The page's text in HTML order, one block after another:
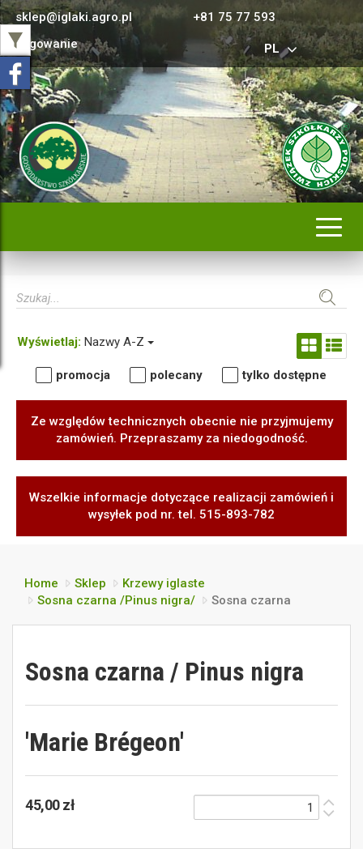
sklep@iglaki.agro.pl
+81 75 77 593
Logowanie
PL
Wyświetlaj: Nazwy A-Z
promocja polecany tylko dostępne
Ze względów technicznych obecnie nie przyjmujemy
zamówień. Przepraszamy za niedogodność.
Wszelkie informacje dotyczące realizacji zamówień i
wysyłek pod nr. tel. 515-893-782
Home Sklep
Krzewy iglaste
Sosna czarna /Pinus nigra/
Sosna czarna
Sosna czarna / Pinus nigra
'Marie Brégeon'
45,00 zł